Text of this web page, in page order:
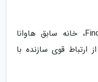
فاکتور شگفت انگیز: از Finca Vigía، خانه سابق هاوانا
ارتباط قوی سازنده با